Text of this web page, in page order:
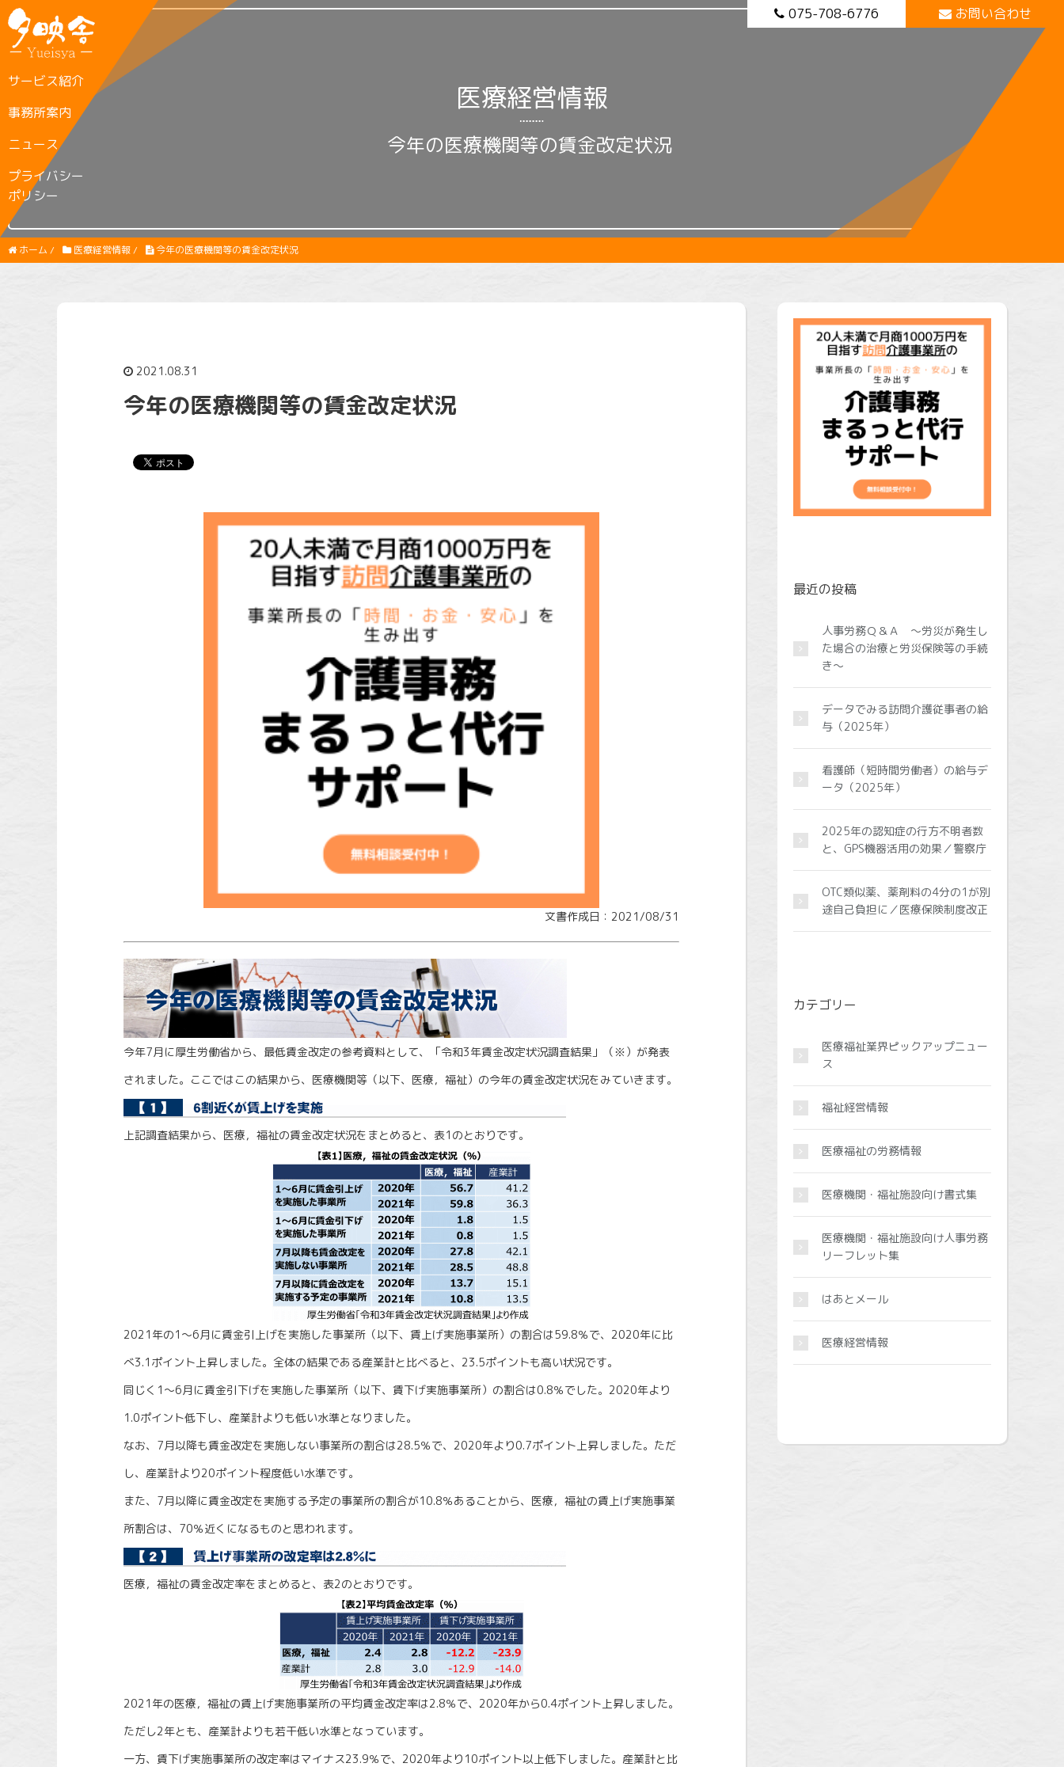
医療経営情報
今年の医療機関等の賃金改定状況
075-708-6776 お問い合わせ
サービス紹介
事務所案内
ニュース
プライバシー
ポリシー
ホーム / 医療経営情報/ 今年の医療機関等の賃金改定状況
2021.08.31
今年の医療機関等の賃金改定状況
文書作成日：2021/08/31
今年7月に厚生労働省から、最低賃金改定の参考資料として、「令和3年賃金改定状況調査結果」（※）が発表
されました。ここではこの結果から、医療機関等（以下、医療，福祉）の今年の賃金改定状況をみていきます。
上記調査結果から、医療，福祉の賃金改定状況をまとめると、表1のとおりです。
2021年の1～6月に賃金引上げを実施した事業所（以下、賃上げ実施事業所）の割合は59.8％で、2020年に比
べ3.1ポイント上昇しました。全体の結果である産業計と比べると、23.5ポイントも高い状況です。
同じく1～6月に賃金引下げを実施した事業所（以下、賃下げ実施事業所）の割合は0.8％でした。2020年より
1.0ポイント低下し、産業計よりも低い水準となりました。
なお、7月以降も賃金改定を実施しない事業所の割合は28.5％で、2020年より0.7ポイント上昇しました。ただ
し、産業計より20ポイント程度低い水準です。
また、7月以降に賃金改定を実施する予定の事業所の割合が10.8％あることから、医療，福祉の賃上げ実施事業
所割合は、70％近くになるものと思われます。
医療，福祉の賃金改定率をまとめると、表2のとおりです。
2021年の医療，福祉の賃上げ実施事業所の平均賃金改定率は2.8％で、2020年から0.4ポイント上昇しました。
ただし2年とも、産業計よりも若干低い水準となっています。
一方、賃下げ実施事業所の改定率はマイナス23.9％で、2020年より10ポイント以上低下しました。産業計と比
最近の投稿
人事労務Ｑ＆Ａ ～労災が発生し
た場合の治療と労災保険等の手続
き～
データでみる訪問介護従事者の給
与（2025年）
看護師（短時間労働者）の給与デ
ータ（2025年）
2025年の認知症の行方不明者数
と、GPS機器活用の効果／警察庁
OTC類似薬、薬剤料の4分の1が別
途自己負担に／医療保険制度改正
カテゴリー
医療福祉業界ピックアップニュー
ス
福祉経営情報
医療福祉の労務情報
医療機関・福祉施設向け書式集
医療機関・福祉施設向け人事労務
リーフレット集
はあとメール
医療経営情報